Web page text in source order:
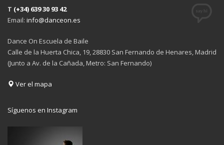
T (+34) 639 30 93 42
Email: info@danceon.es
Dance On Escuela de Baile
Calle de la Huerta Chica, 19, 28830 San Fernando de Henares, Madrid
(Junto a Av. de la Cañada, Metro: San Fernando)
Ver el mapa
Síguenos en Instagram